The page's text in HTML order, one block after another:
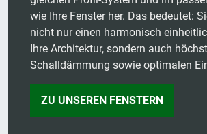
wie Ihre Fenster her. Das bedeutet:
nicht nur einen harmonisch
Ihre Architektur, sondern auch
Schalldämmung sowie optimalen
ZU UNSEREN FENSTERN